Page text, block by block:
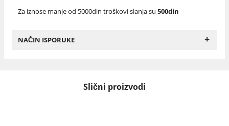
Za iznose manje od 5000din troškovi slanja su 500din
NAČIN ISPORUKE +
Slični proizvodi